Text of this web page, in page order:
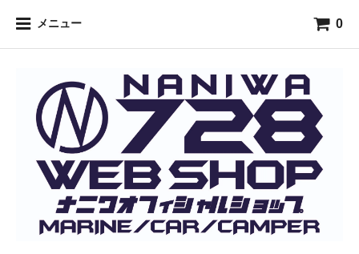
メニュー 0